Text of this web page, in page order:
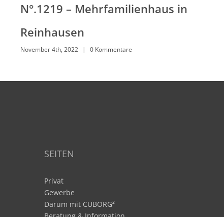
N°.1219 – Mehrfamilienhaus in
Reinhausen
November 4th, 2022 | 0 Kommentare
SEITEN
Privat
Gewerbe
Darum mit CUBORG²